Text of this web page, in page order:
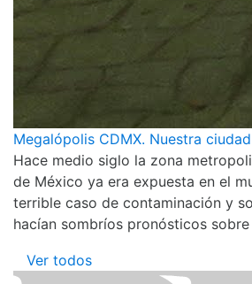
Megalópolis CDMX. Nuestra
Hace medio siglo la zona
de México ya era expuesta en el
terrible caso de contaminación y
hacían sombríos pronósticos
Ver todos